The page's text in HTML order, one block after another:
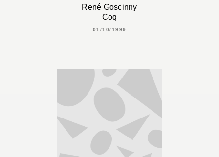
René Goscinny
Coq
01/10/1999